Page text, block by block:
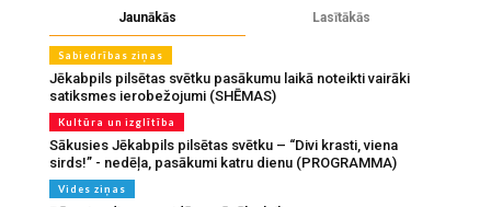
Jaunākās Lasītākās
Sabiedrības ziņas
Jēkabpils pilsētas svētku pasākumu laikā noteikti vairāki
satiksmes ierobežojumi (SHĒMAS)
Kultūra un izglītība
Sākusies Jēkabpils pilsētas svētku – “Divi krasti, viena
sirds!” - nedēļa, pasākumi katru dienu (PROGRAMMA)
Vides ziņas